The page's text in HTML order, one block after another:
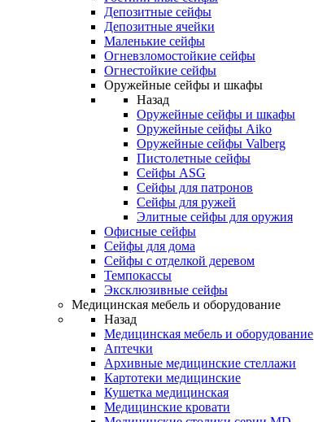
Депозитные сейфы
Депозитные ячейки
Маленькие сейфы
Огневзломостойкие сейфы
Огнестойкие сейфы
Оружейные сейфы и шкафы
Назад
Оружейные сейфы и шкафы
Оружейные сейфы Aiko
Оружейные сейфы Valberg
Пистолетные сейфы
Сейфы ASG
Сейфы для патронов
Сейфы для ружей
Элитные сейфы для оружия
Офисные сейфы
Сейфы для дома
Сейфы с отделкой деревом
Темпокассы
Эксклюзивные сейфы
Медицинская мебель и оборудование
Назад
Медицинская мебель и оборудование
Аптечки
Архивные медицинские стеллажи
Картотеки медицинские
Кушетка медицинская
Медицинские кровати